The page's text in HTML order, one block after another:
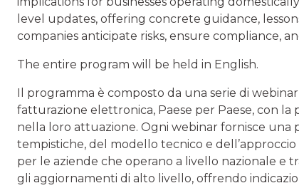
level updates, offering concrete guidance,
companies anticipate risks, ensure compliance,
The entire program will be held in English.
Il programma è composto da una serie di
fatturazione elettronica, Paese per Paese, con
nella loro attuazione. Ogni webinar fornisce
tempistiche, del modello tecnico e
per le aziende che operano a livello nazionale e
gli aggiornamenti di alto livello, offrendo